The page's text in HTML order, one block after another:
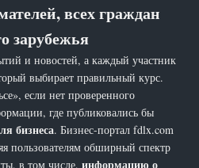
всех граждан
зарубежья
и новостей, а каждый участник
выбирает правильный курс.
если нет проверенного
где публиковались бы
бизнеса. Бизнес-портал fdlx.com
пользователям обширный спектр
в том числе,информацию о